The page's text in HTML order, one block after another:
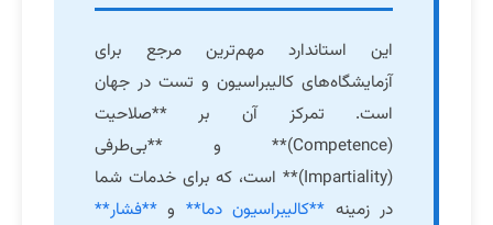
این استاندارد مهم‌ترین مرجع برای
آزمایشگاه‌های کالیبراسیون و تست در جهان
است. تمرکز آن بر **صلاحیت
(Competence)** و **بی‌طرفی
(Impartiality)** است، که برای خدمات شما
در زمینه **کالیبراسیون دما** و**فشار**